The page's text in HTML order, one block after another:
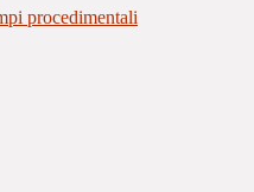
procedimentali